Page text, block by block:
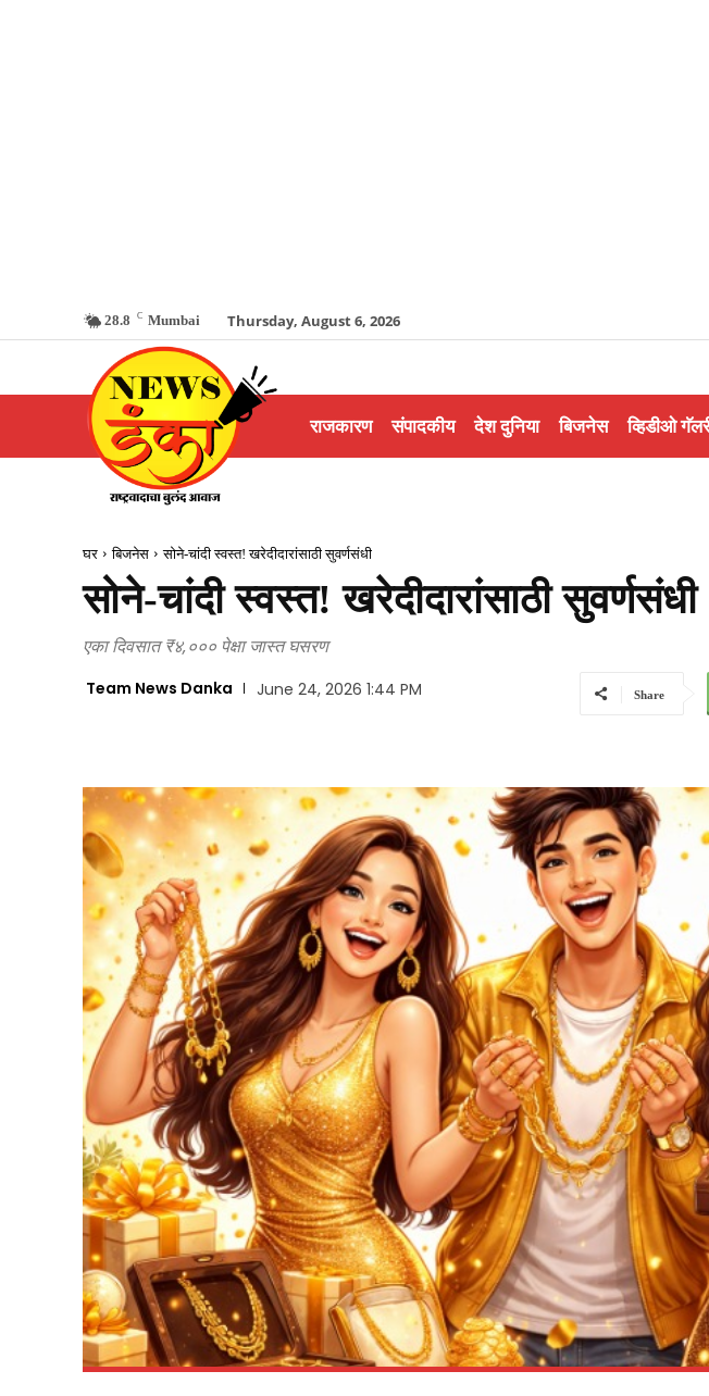
28.8 C Mumbai Thursday, August 6, 2026
राजकारण संपादकीय देश दुनिया बिजनेस व्हिडीओ
घर बिजनेस सोने-चांदी स्वस्त! खरेदीदारांसाठी सुवर्णसंधी
सोने-चांदी स्वस्त! खरेदीदारांसाठी सुवर्णसंधी
एका दिवसात ₹४,००० पेक्षा जास्त घसरण
Team News Danka June 24, 2026 1:44 PM Share